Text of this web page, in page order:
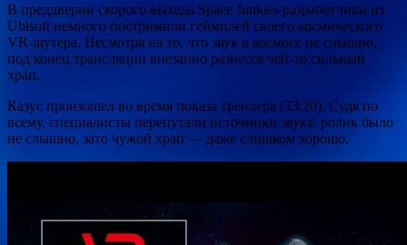
В преддверии скорого выхода Space Junkies разработчики из
Ubisoft немного постримили геймплей своего космического
VR-шутера. Несмотря на то, что звук в космосе не слышно,
под конец трансляции внезапно разнесся чей-то сильный
храп.
Казус произошел во время показа трейлера (33:20). Судя по
всему, специалисты перепутали источники звука: ролик было
не слышно, зато чужой храп — даже слишком хорошо.